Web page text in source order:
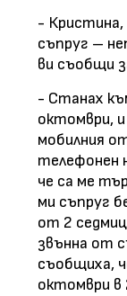
- Кристина,
съпруг –
ви съобщи
- Станах
октомври,
мобилния
телефонен
че са ме
ми съпруг
от 2
звънна от
съобщиха,
октомври в